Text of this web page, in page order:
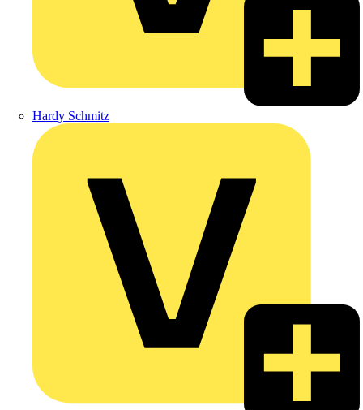
Hardy Schmitz